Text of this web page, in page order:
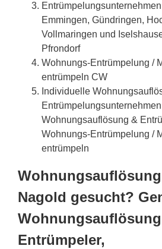
Emmingen, Gündringen,
Vollmaringen und
Pfrondorf
Wohnungs-Entrümpelung /
entrümpeln CW
Individuelle
Entrümpelungsunternehmen
Wohnungsauflösung &
Wohnungs-Entrümpelung /
entrümpeln
Nagold gesucht?
Entrümpeler,